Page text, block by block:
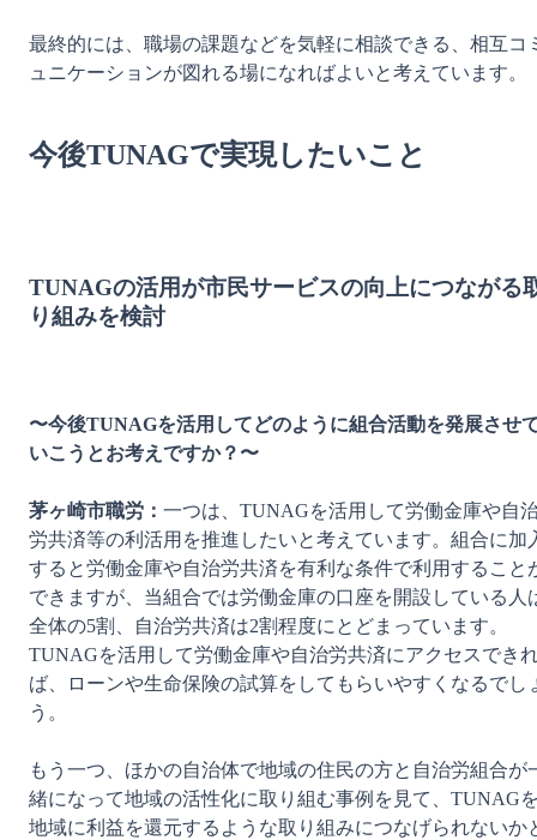
最終的には、職場の課題などを気軽に相談できる、相互コ
ュニケーションが図れる場になればよいと考えています。
今後TUNAGで実現したいこと
TUNAGの活用が市民サービスの向上につながる
り組みを検討
〜今後TUNAGを活用してどのように組合活動を発展させ
いこうとお考えですか？〜
茅ヶ崎市職労： 一つは、TUNAGを活用して労働金庫や自
労共済等の利活用を推進したいと考えています。組合に加
すると労働金庫や自治労共済を有利な条件で利用すること
できますが、当組合では労働金庫の口座を開設している人
全体の5割、自治労共済は2割程度にとどまっています。
TUNAGを活用して労働金庫や自治労共済にアクセスでき
ば、ローンや生命保険の試算をしてもらいやすくなるでし
う。
もう一つ、ほかの自治体で地域の住民の方と自治労組合が
緒になって地域の活性化に取り組む事例を見て、TUNAG
地域に利益を還元するような取り組みにつなげられないか